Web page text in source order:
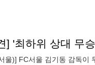
] '최하위 상대 무
울)] FC서울 김기동 감독이